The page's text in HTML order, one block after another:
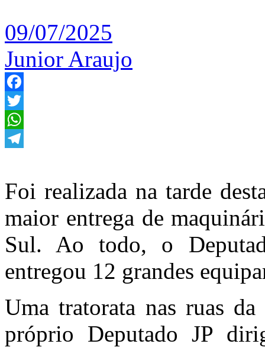
09/07/2025
Junior Araujo
Facebook
Twitter
WhatsApp
Foi realizada na tarde
maior entrega de
Sul. Ao todo, o
entregou 12 grandes
Uma tratorata nas ruas
próprio Deputado JP